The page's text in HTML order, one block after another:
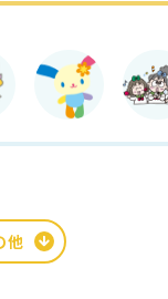
他